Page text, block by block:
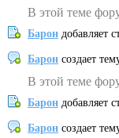
В этой теме
Барон добавляет
Барон создает
В этой теме
Барон добавляет
Барон создает